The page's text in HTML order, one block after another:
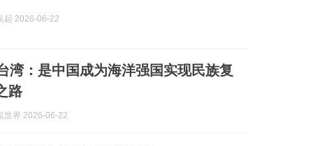
起 2026-06-22
湾：是中国成为海洋强国实现民族复
路
世界 2026-06-22